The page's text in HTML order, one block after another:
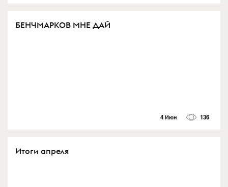
БЕНЧМАРКОВ МНЕ ДАЙ
4 Июн 136
Итоги апреля